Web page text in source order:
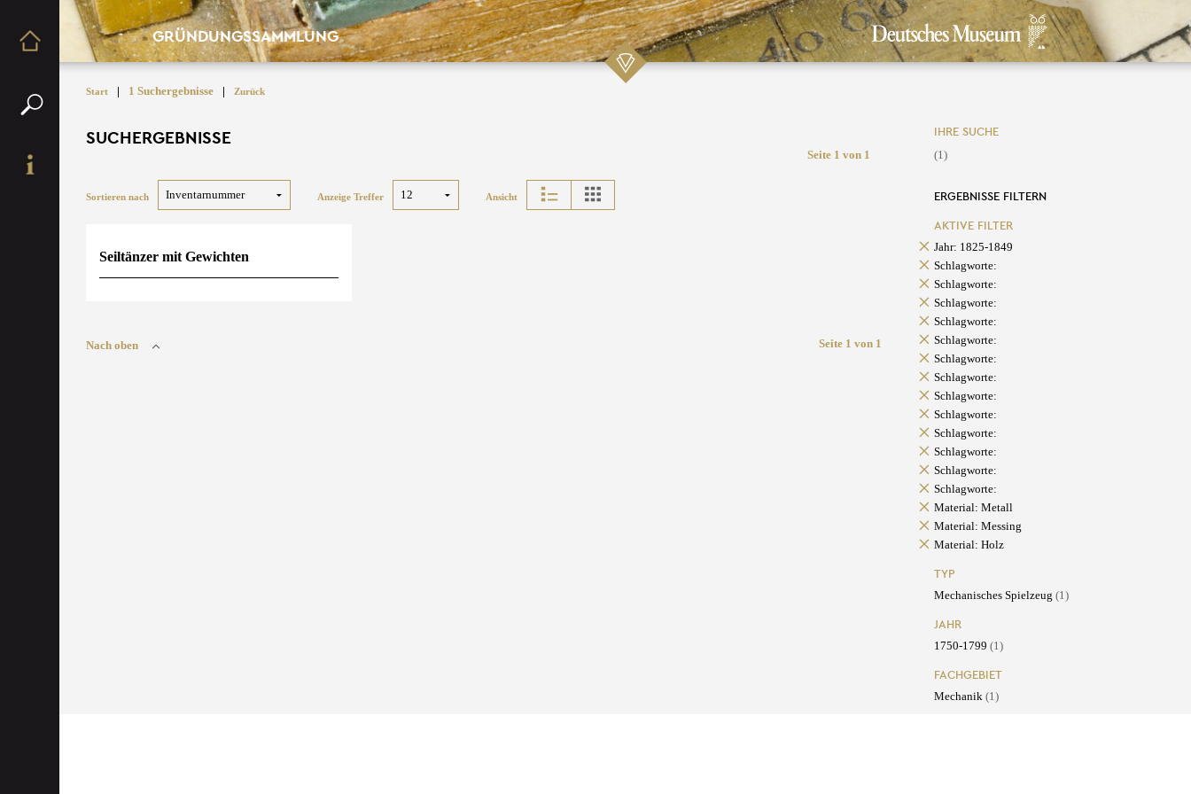
GRÜNDUNGSSAMMLUNG
Start | 1 Suchergebnisse | Zurück
SUCHERGEBNISSE
Seite 1 von 1
Sortieren nach Anzeige Treffer Ansicht
Seiltänzer mit Gewichten
Nach oben Seite 1 von 1
IHRE SUCHE
(1)
ERGEBNISSE FILTERN
AKTIVE FILTER
Jahr: 1825-1849
Schlagworte:
Schlagworte:
Schlagworte:
Schlagworte:
Schlagworte:
Schlagworte:
Schlagworte:
Schlagworte:
Schlagworte:
Schlagworte:
Schlagworte:
Schlagworte:
Schlagworte:
Material: Metall
Material: Messing
Material: Holz
TYP
Mechanisches Spielzeug (1)
JAHR
1750-1799 (1)
FACHGEBIET
Mechanik (1)